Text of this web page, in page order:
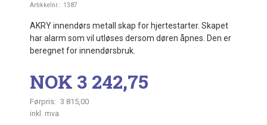
Artikkelnr.: 1387
AKRY innendørs metall skap for hjertestarter. Skapet
har alarm som vil utløses dersom døren åpnes. Den er
beregnet for innendørsbruk.
Tilbud
NOK 3 242,75
Førpris: 3 815,00
Rabatt
inkl. mva.